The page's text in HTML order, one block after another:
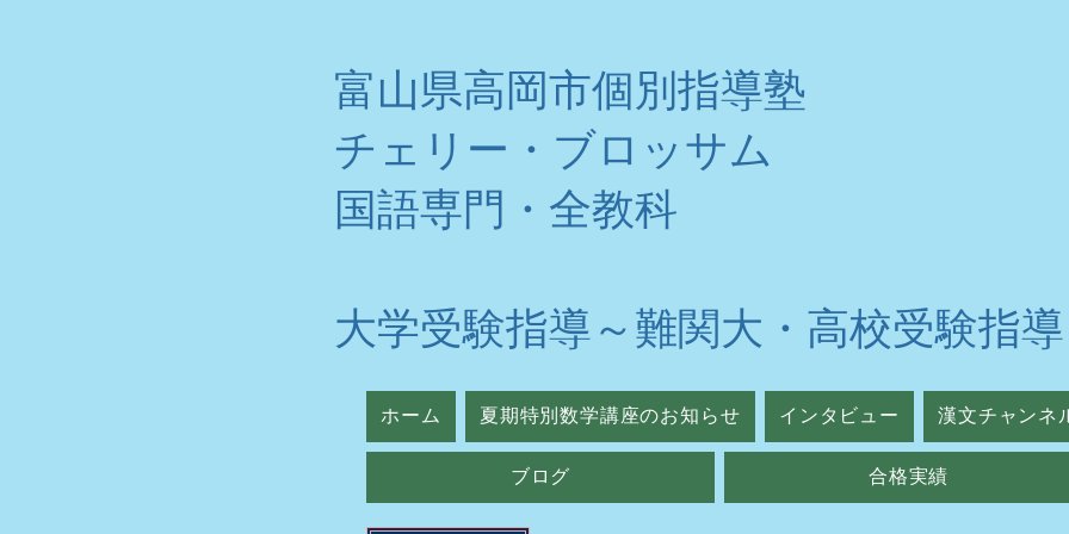
富山県高岡市個別指導塾
チェリー・ブロッサム
​国語専門・全教科
大学受験指導～難関大・高校受験指導
ホーム 夏期特別数学講座のお知らせ インタビュー 漢文チャンネ
ブログ 合格実績